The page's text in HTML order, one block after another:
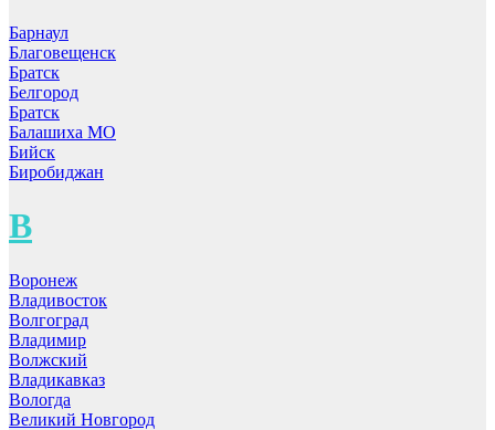
Барнаул
Благовещенск
Братск
Белгород
Братск
Балашиха МО
Бийск
Биробиджан
В
Воронеж
Владивосток
Волгоград
Владимир
Волжский
Владикавказ
Вологда
Великий Новгород